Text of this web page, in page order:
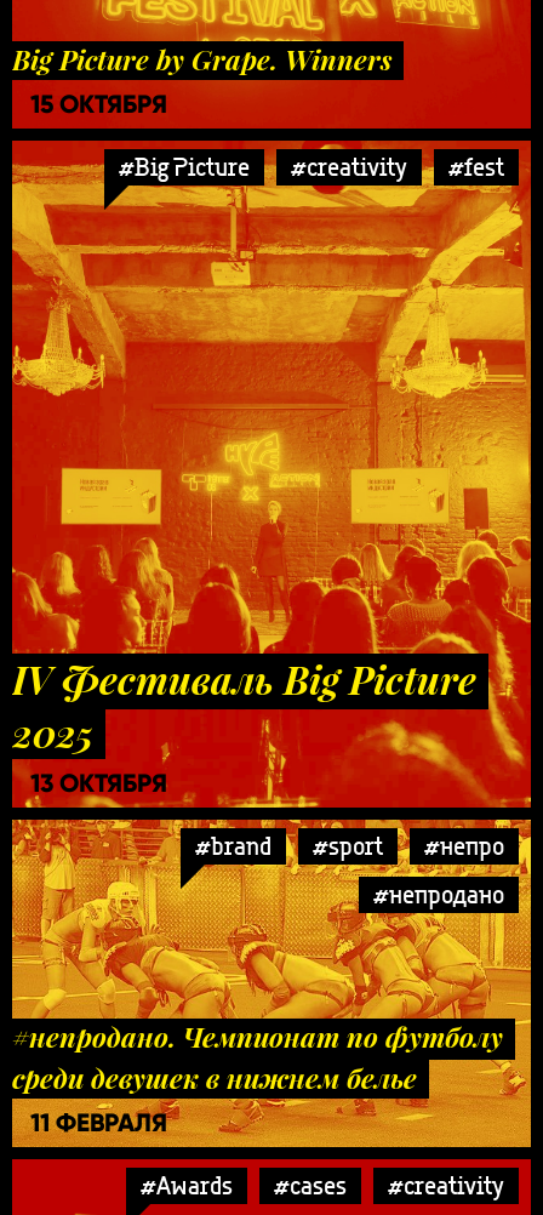
Big Picture by Grape. Winners
15 ОКТЯБРЯ
#Big Picture #creativity #fest
IV Фестиваль Big Picture
2025
13 ОКТЯБРЯ
#brand #sport
#непро
#непродано
#непродано. Чемпионат по футболу
среди девушек в нижнем белье
11 ФЕВРАЛЯ
#Awards #cases
#creativity